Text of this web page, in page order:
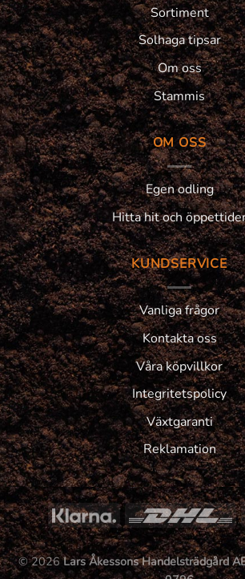
Sortiment
Solhaga tipsar
Om oss
Stammis
OM OSS
Egen odling
Hitta hit och
KUNDSERVICE
Vanliga frågor
Kontakta oss
Våra köpvillkor
Integritetspolicy
Växtgaranti
Reklamation
© 2026Lars Åkessons Handelsträdgård